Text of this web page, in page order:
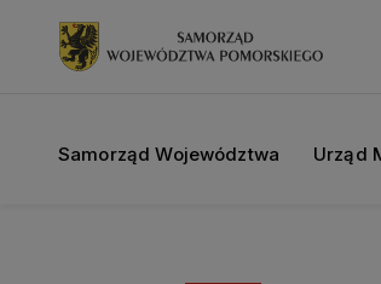
Samorząd Województwa Urząd